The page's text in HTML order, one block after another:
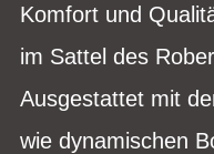
Komfort und
im Sattel des
Ausgestattet mit
wie dynamischen